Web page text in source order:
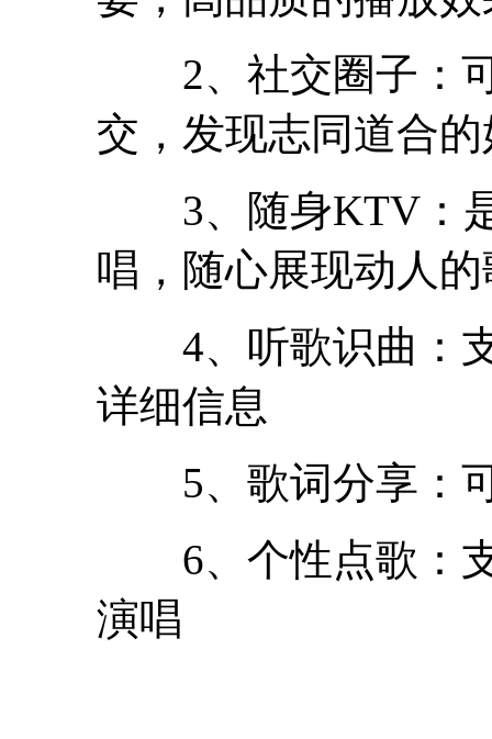
2、社交圈子：可
交，发现志同道合
3、随身KTV：是
唱，随心展现动人
4、听歌识曲：支
详细信息
5、歌词分享：可
6、个性点歌：支
演唱